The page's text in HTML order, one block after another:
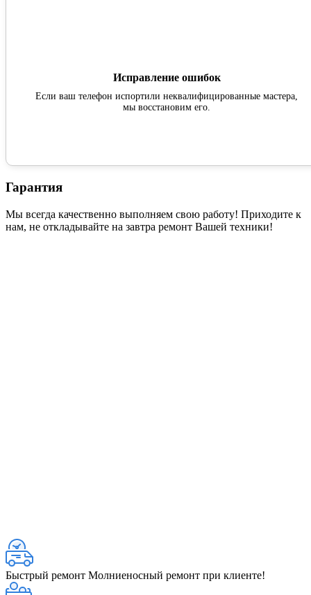
Исправление ошибок
Если ваш телефон испортили неквалифицированные мастера,
мы восстановим его.
Гарантия
Мы всегда качественно выполняем свою работу! Приходите к
нам, не откладывайте на завтра ремонт Вашей техники!
Быстрый ремонт Молниеносный ремонт при клиенте!